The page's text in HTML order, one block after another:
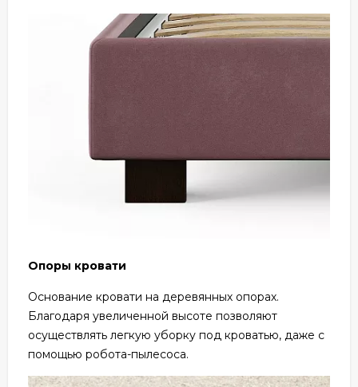
Опоры кровати
Основание кровати на деревянных опорах.
Благодаря увеличенной высоте позволяют
осуществлять легкую уборку под кроватью, даже с
помощью робота-пылесоса.